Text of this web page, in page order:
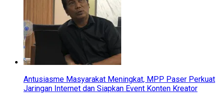
Antusiasme Masyarakat Meningkat, MPP Paser Perkuat
Jaringan Internet dan Siapkan Event Konten Kreator